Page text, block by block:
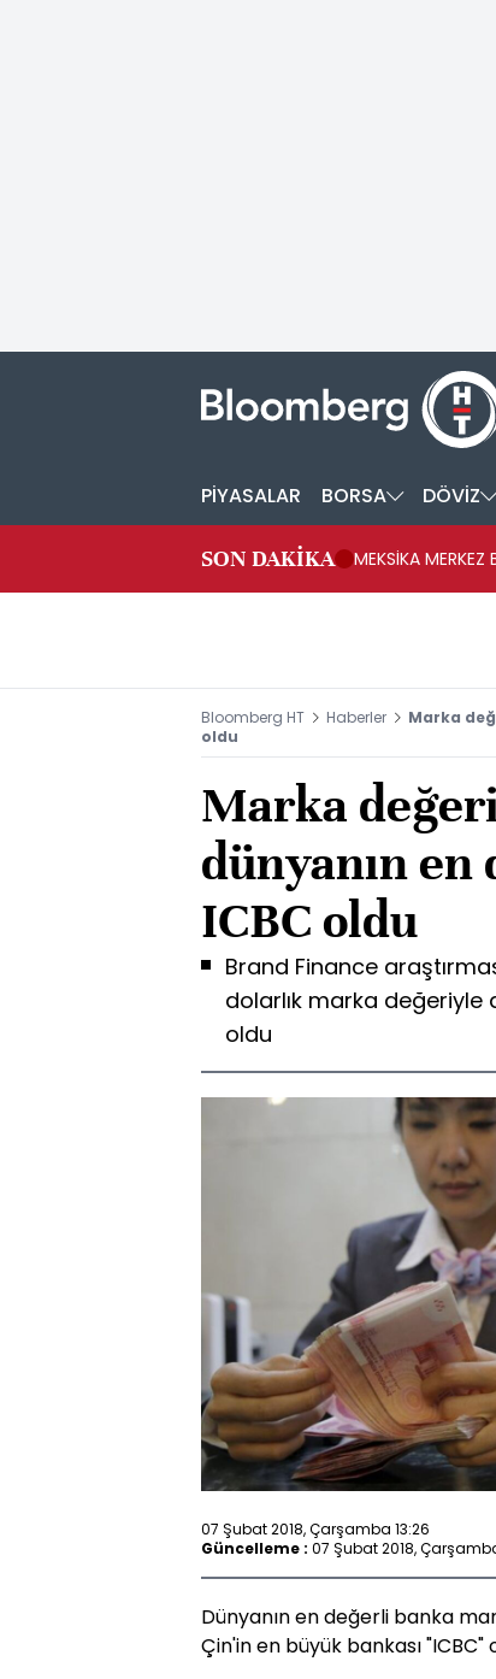
PİYASALAR BORSA DÖVİZ
SON DAKİKA MEKSİKA
Bloomberg HT Haberler
Marka
oldu
Marka değeri
dünyanın en
ICBC oldu
Brand Finance
dolarlık marka değeriyle
oldu
07 Şubat 2018, Çarşamba 13:26
Güncelleme : 07 Şubat 2018,
Dünyanın en değerli banka
Çin'in en büyük bankası "ICBC"